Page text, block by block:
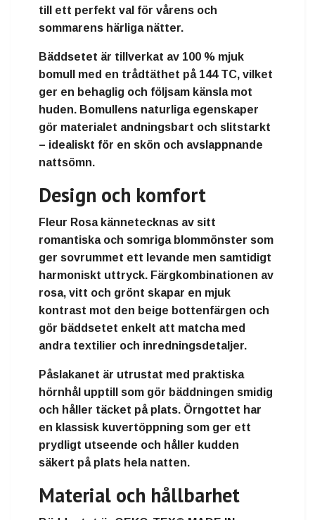
till ett perfekt val för vårens och
sommarens härliga nätter.
Bäddsetet är tillverkat av 100 % mjuk
bomull med en trådtäthet på 144 TC, vilket
ger en behaglig och följsam känsla mot
huden. Bomullens naturliga egenskaper
gör materialet andningsbart och slitstarkt
– idealiskt för en skön och avslappnande
nattsömn.
Design och komfort
Fleur Rosa kännetecknas av sitt
romantiska och somriga blommönster som
ger sovrummet ett levande men samtidigt
harmoniskt uttryck. Färgkombinationen av
rosa, vitt och grönt skapar en mjuk
kontrast mot den beige bottenfärgen och
gör bäddsetet enkelt att matcha med
andra textilier och inredningsdetaljer.
Påslakanet är utrustat med praktiska
hörnhål upptill som gör bäddningen smidig
och håller täcket på plats. Örngottet har
en klassisk kuvertöppning som ger ett
prydligt utseende och håller kudden
säkert på plats hela natten.
Material och hållbarhet